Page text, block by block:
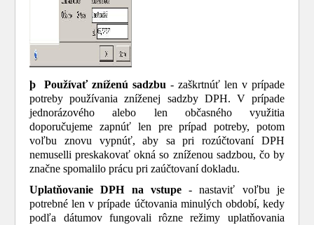
þ Používať zníženú sadzbu - zaškrtnúť len v prípade
potreby používania zníženej sadzby DPH. V prípade
jednorázového alebo len občasného využitia
doporučujeme zapnúť len pre prípad potreby, potom
voľbu znovu vypnúť, aby sa pri rozúčtovaní DPH
nemuselli preskakovať okná so zníženou sadzbou, čo by
značne spomalilo prácu pri zaúčtovaní dokladu.
Uplatňovanie DPH na vstupe- nastaviť voľbu je
potrebné len v prípade účtovania minulých období, kedy
podľa dátumov fungovali rôzne režimy uplatňovania